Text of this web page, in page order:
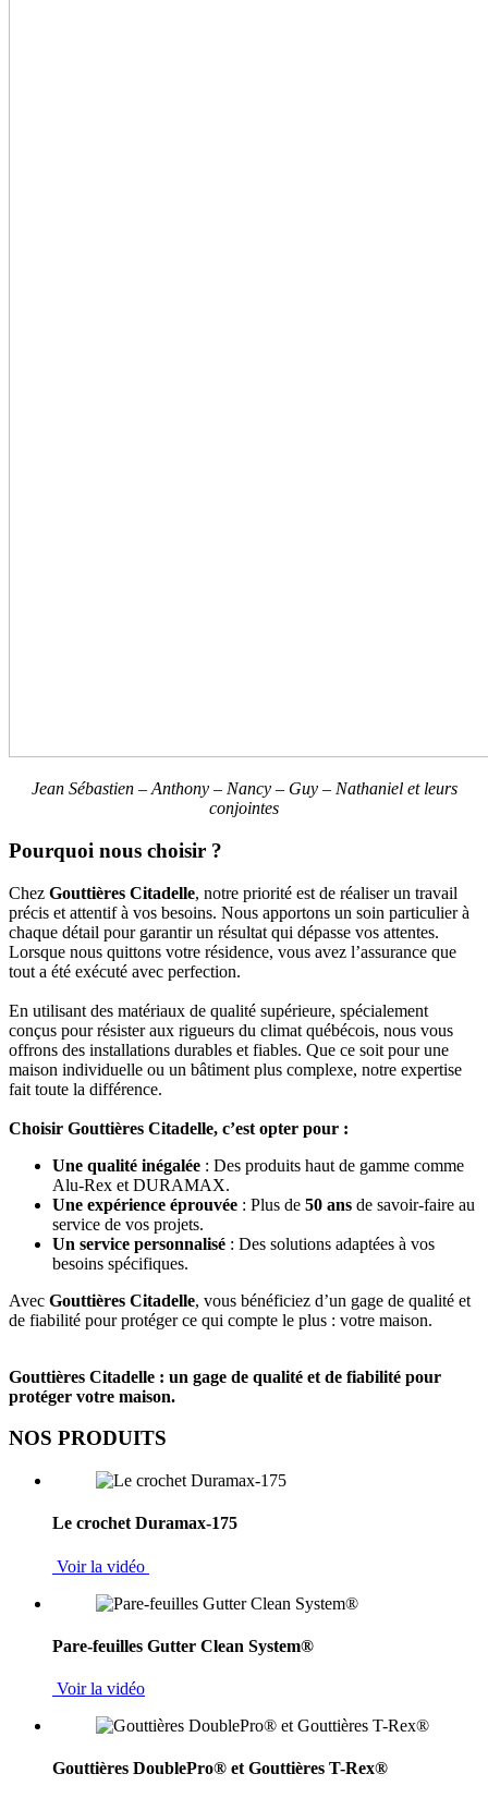
Jean Sébastien – Anthony – Nancy – Guy – Nathaniel et leurs
conjointes
Pourquoi nous choisir ?
Chez Gouttières Citadelle, notre priorité est de réaliser un travail
précis et attentif à vos besoins. Nous apportons un soin particulier à
chaque détail pour garantir un résultat qui dépasse vos attentes.
Lorsque nous quittons votre résidence, vous avez l’assurance que
tout a été exécuté avec perfection.
En utilisant des matériaux de qualité supérieure, spécialement
conçus pour résister aux rigueurs du climat québécois, nous vous
offrons des installations durables et fiables. Que ce soit pour une
maison individuelle ou un bâtiment plus complexe, notre expertise
fait toute la différence.
Choisir Gouttières Citadelle, c’est opter pour :
Une qualité inégalée : Des produits haut de gamme comme
Alu-Rex et DURAMAX.
Une expérience éprouvée : Plus de 50 ans de savoir-faire au
service de vos projets.
Un service personnalisé : Des solutions adaptées à vos
besoins spécifiques.
Avec Gouttières Citadelle, vous bénéficiez d’un gage de qualité et
de fiabilité pour protéger ce qui compte le plus : votre maison.
Gouttières Citadelle : un gage de qualité et de fiabilité pour
protéger votre maison.
NOS PRODUITS
Le crochet Duramax-175
Voir la vidéo
Pare-feuilles Gutter Clean System®
Voir la vidéo
Gouttières DoublePro® et Gouttières T-Rex®